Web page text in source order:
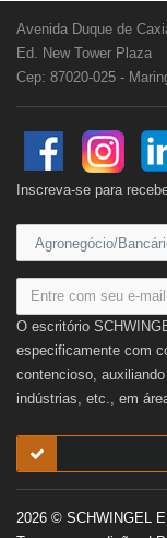
Avenida Duque de
Ed. New Tower Plaza
Cep: 87020-025 -
Inscreva-se para
O escritório
especificamente com
contencioso,
indústrias, etc., em
2026 © SCHWINGEL